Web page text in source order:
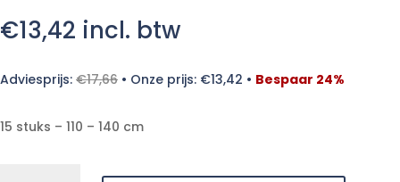
€13,42 incl. btw
Adviesprijs: €17,66 • Onze prijs: €13,42 • Bespaar 24%
15 stuks – 110 – 140 cm